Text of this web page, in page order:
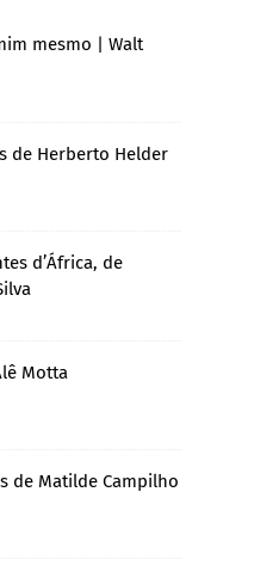
mesmo | Walt
de Herberto Helder
d’África, de
Motta
de Matilde Campilho